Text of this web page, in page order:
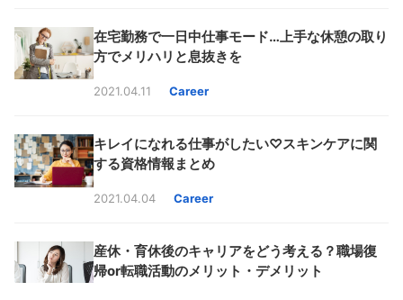
在宅勤務で一日中仕事モード…上手な休憩の取り
方でメリハリと息抜きを
2021.04.11 Career
キレイになれる仕事がしたい♡スキンケアに関
する資格情報まとめ
2021.04.04 Career
産休・育休後のキャリアをどう考える？職場復
帰or転職活動のメリット・デメリット